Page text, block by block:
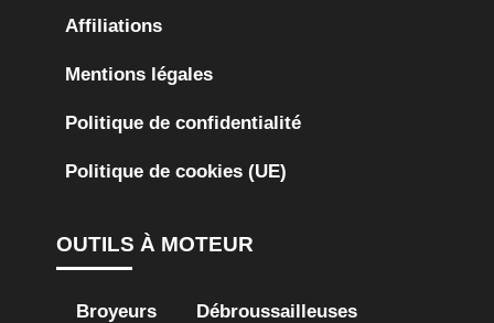
Affiliations
Mentions légales
Politique de confidentialité
Politique de cookies (UE)
OUTILS À MOTEUR
Broyeurs Débroussailleuses